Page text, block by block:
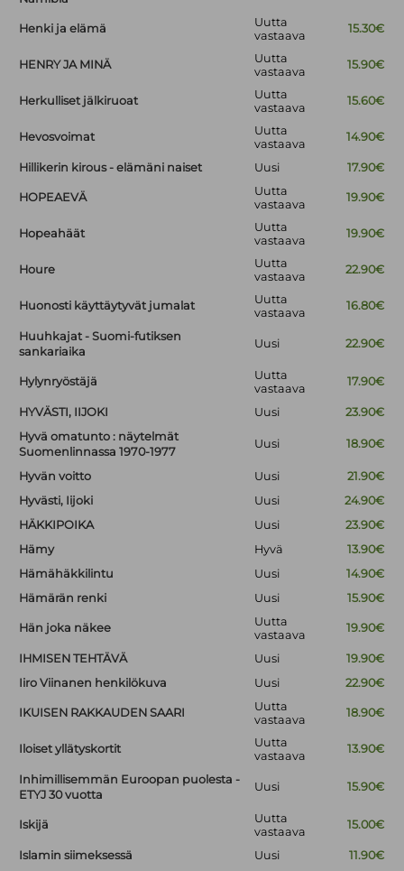
Henki ja elämä
Uutta
vastaava
15.30€
HENRY JA MINÄ
Uutta
vastaava
15.90€
Herkulliset jälkiruoat
Uutta
vastaava
15.60€
Hevosvoimat
Uutta
vastaava
14.90€
Hillikerin kirous - elämäni naiset Uusi 17.90€
HOPEAEVÄ
Uutta
vastaava
19.90€
Hopeahäät
Uutta
vastaava
19.90€
Houre
Uutta
vastaava
22.90€
Huonosti käyttäytyvät jumalat
Uutta
vastaava
16.80€
Huuhkajat - Suomi-futiksen
sankariaika
Uusi 22.90€
Hylynryöstäjä
Uutta
vastaava
17.90€
HYVÄSTI, IIJOKI Uusi
23.90€
Hyvä omatunto : näytelmät
Suomenlinnassa 1970-1977
Uusi 18.90€
Hyvän voitto Uusi
21.90€
Hyvästi, Iijoki
Uusi
24.90€
HÄKKIPOIKA
Uusi
23.90€
Hämy
Hyvä
13.90€
Hämähäkkilintu
Uusi
14.90€
Hämärän renki
Uusi 15.90€
Hän joka näkee
Uutta
vastaava
19.90€
IHMISEN TEHTÄVÄ Uusi
19.90€
Iiro Viinanen henkilökuva
Uusi 22.90€
IKUISEN RAKKAUDEN SAARI
Uutta
vastaava
18.90€
Iloiset yllätyskortit
Uutta
vastaava
13.90€
Inhimillisemmän Euroopan puolesta -
ETYJ 30 vuotta
Uusi 15.90€
Iskijä
Uutta
vastaava
15.00€
Islamin siimeksessä Uusi 11.90€